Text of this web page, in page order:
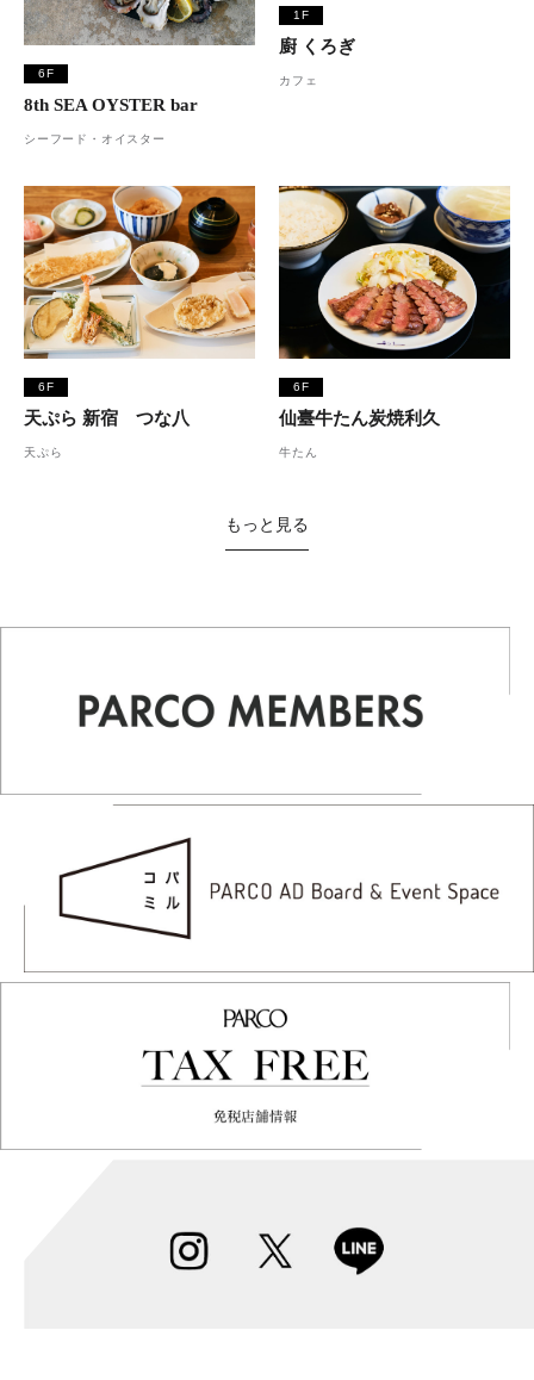
6F
8th SEA OYSTER bar
シーフード・オイスター
1F
廚 くろぎ
カフェ
6F
天ぷら 新宿 つな八
天ぷら
6F
仙臺牛たん炭焼利久
牛たん
もっと見る